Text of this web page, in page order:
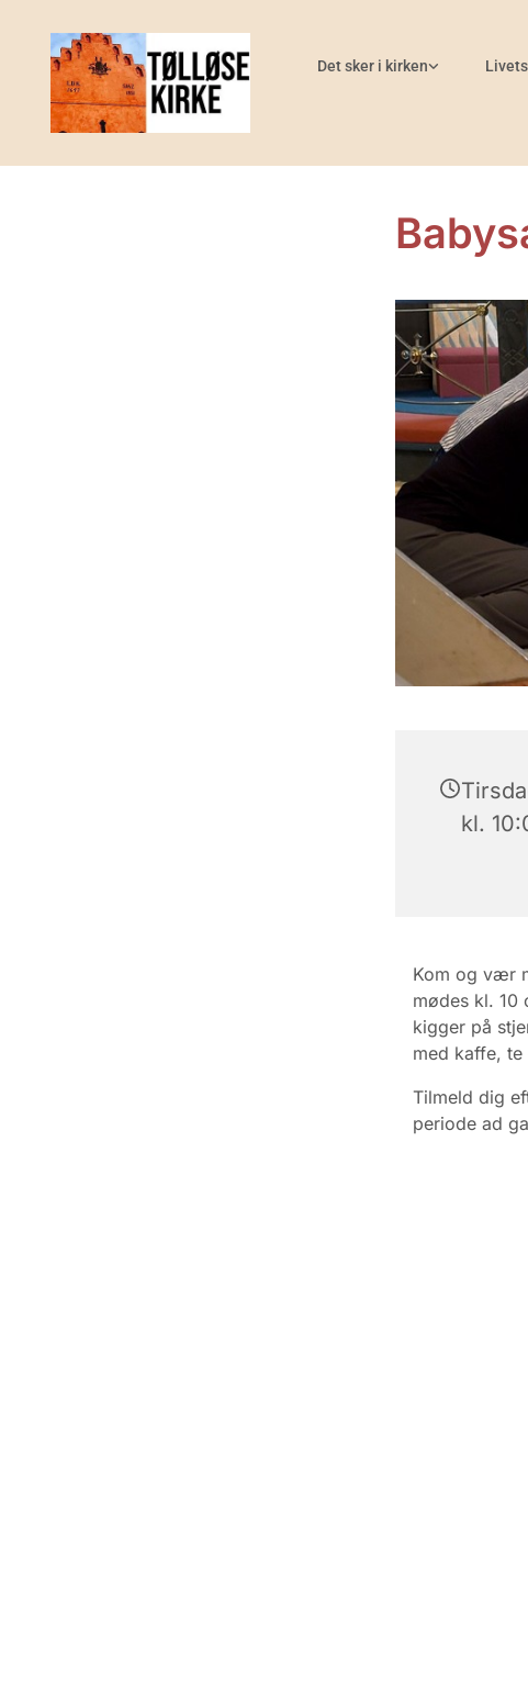
Det sker i kirken
kl.
Kom og vær
mødes kl. 10
kigger på
med kaffe,
Tilmeld dig
periode ad